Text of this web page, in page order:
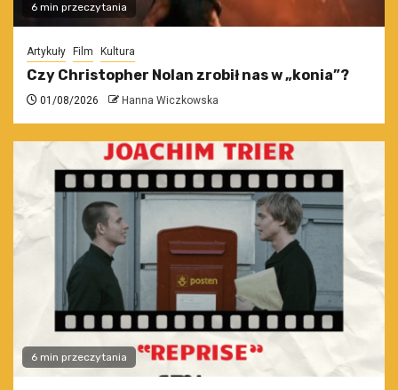
6 min przeczytania
Artykuły Film Kultura
Czy Christopher Nolan zrobił nas w „konia”?
01/08/2026 Hanna Wiczkowska
6 min przeczytania